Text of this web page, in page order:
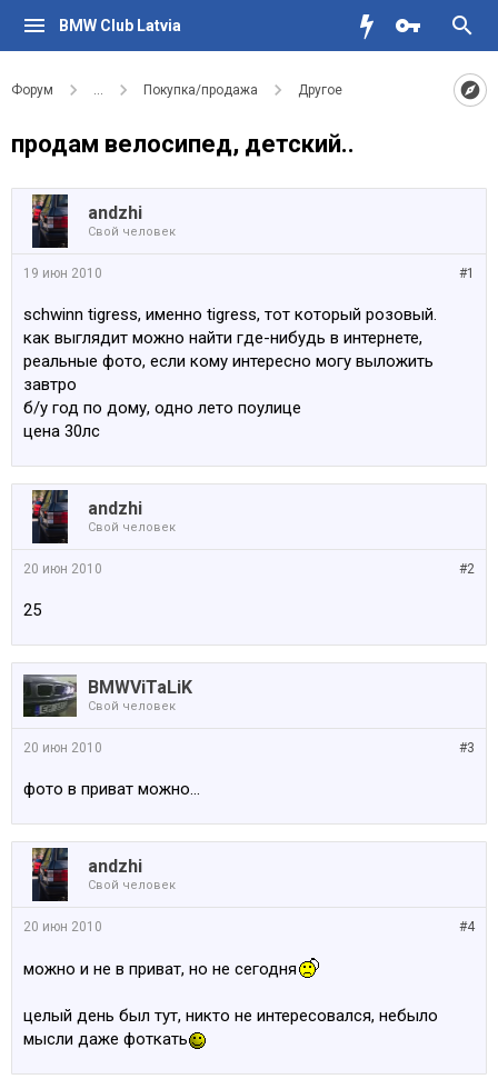
BMW Club Latvia
Форум ... Покупка/продажа Другое
продам велосипед, детский..
аndzhi
Свой человек
#1
19 июн 2010
schwinn tigress, именно tigress, тот который розовый.
как выглядит можно найти где-нибудь в интернете,
реальные фото, если кому интересно могу выложить
завтро
б/у год по дому, одно лето поулице
цена 30лс
аndzhi
Свой человек
#2
20 июн 2010
25
BMWViTaLiK
Свой человек
#3
20 июн 2010
фото в приват можно...
аndzhi
Свой человек
#4
20 июн 2010
можно и не в приват, но не сегодня
целый день был тут, никто не интересовался, небыло
мысли даже фоткать